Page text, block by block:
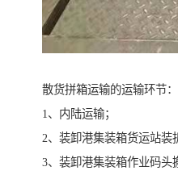
散货拼箱运输的运输环节：
1、内陆运输；
2、装卸港集装箱货运站装
3、装卸港集装箱作业码头